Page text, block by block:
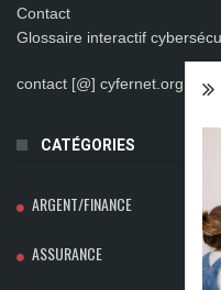
Contact
Glossaire interactif
contact [@] cyfernet.org
CATÉGORIES
ARGENT/FINANCE
ASSURANCE